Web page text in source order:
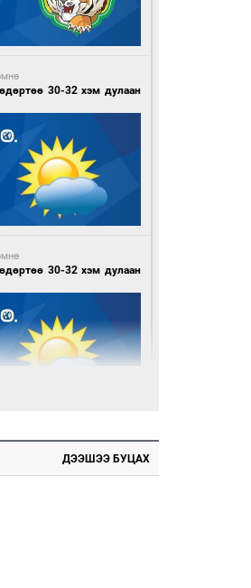
30-32 хэм дулаан
30-32 хэм дулаан
нь чөлөөлжээДЭЭШЭЭ БУЦАХ